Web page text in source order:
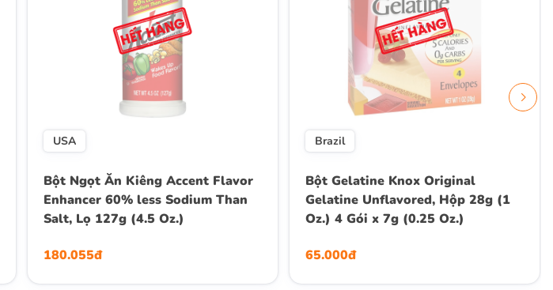
USA
Bột Ngọt Ăn Kiêng Accent Flavor
Enhancer 60% less Sodium Than
Salt, Lọ 127g (4.5 Oz.)
180.055đ
Brazil
Bột Gelatine Knox Original
Gelatine Unflavored, Hộp 28g (1
Oz.) 4 Gói x 7g (0.25 Oz.)
65.000đ